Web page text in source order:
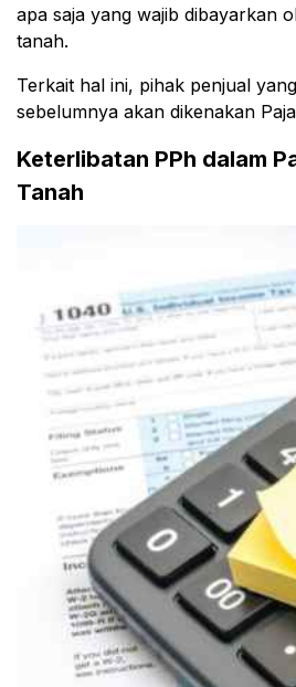
apa saja yang wajib dibayarkan
tanah.
Terkait hal ini, pihak penjual
sebelumnya akan dikenakan
Keterlibatan PPh dalam
Tanah